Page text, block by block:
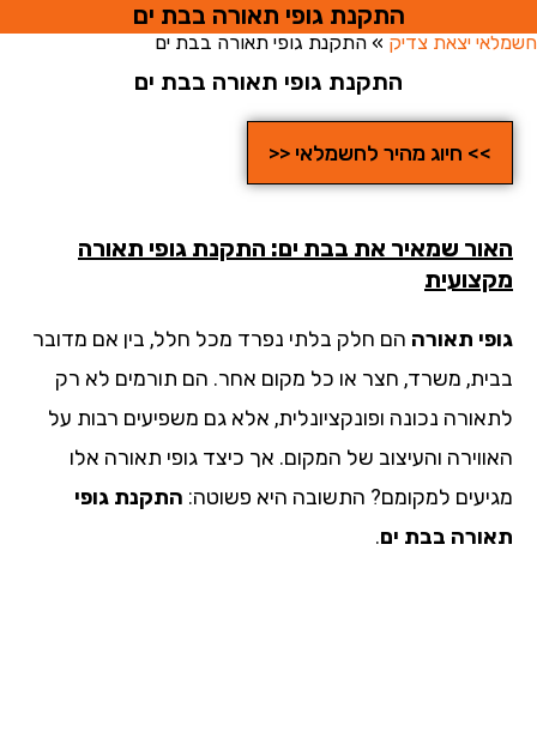
התקנת גופי תאורה בבת ים
יצאת צדיק »התקנת גופי תאורה בבת ים
התקנת גופי תאורה בבת ים
>> חיוג מהיר לחשמלאי <<
שמאיר את בבת ים: התקנת גופי תאורה
תאורההם חלק בלתי נפרד מכל חלל, בין אם מדובר
משרד, חצר או כל מקום אחר. הם תורמים לא רק
נכונה ופונקציונלית, אלא גם משפיעים רבות על
והעיצוב של המקום. אך כיצד גופי תאורה אלו
למקומם? התשובה היא פשוטה:התקנת גופי
בבת ים.